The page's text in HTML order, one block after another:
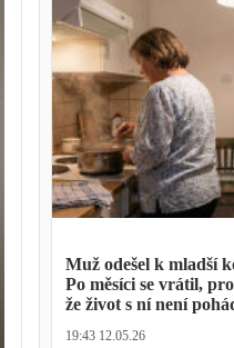
Muž odešel k mladší
Po měsíci se vrátil,
že život s ní není
19:43 12.05.26